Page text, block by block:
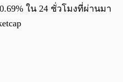
ใน 24 ชั่วโมงที่ผ่านมา